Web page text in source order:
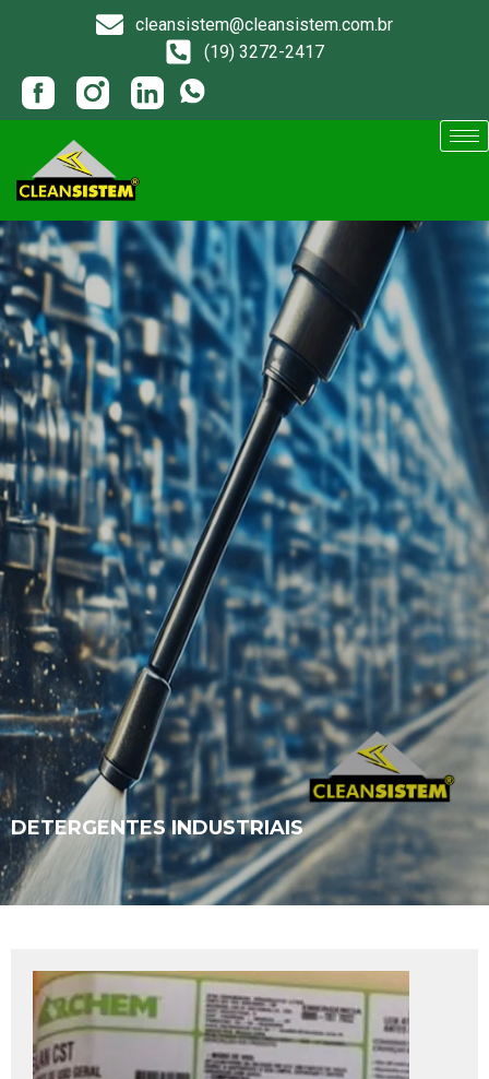
cleansistem@cleansistem.com.br
(19) 3272-2417
DETERGENTES INDUSTRIAIS